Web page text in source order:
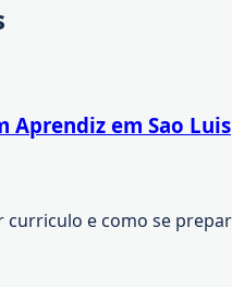
Aprendiz em Sao Luis
e como se